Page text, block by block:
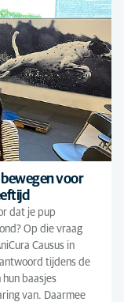
bewegen voor
dat je pup
Op die vraag
Causus in
tijdens de
hun baasjes
van. Daarmee